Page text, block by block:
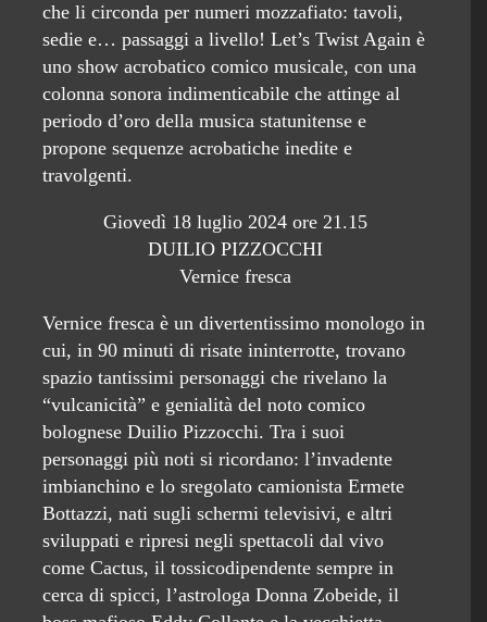
che li circonda per numeri mozzafiato: tavoli,
sedie e… passaggi a livello! Let’s Twist Again è
uno show acrobatico comico musicale, con una
colonna sonora indimenticabile che attinge al
periodo d’oro della musica statunitense e
propone sequenze acrobatiche inedite e
travolgenti.
Giovedì 18 luglio 2024 ore 21.15
DUILIO PIZZOCCHI
Vernice fresca
Vernice fresca è un divertentissimo monologo in
cui, in 90 minuti di risate ininterrotte, trovano
spazio tantissimi personaggi che rivelano la
“vulcanicità” e genialità del noto comico
bolognese Duilio Pizzocchi. Tra i suoi
personaggi più noti si ricordano: l’invadente
imbianchino e lo sregolato camionista Ermete
Bottazzi, nati sugli schermi televisivi, e altri
sviluppati e ripresi negli spettacoli dal vivo
come Cactus, il tossicodipendente sempre in
cerca di spicci, l’astrologa Donna Zobeide, il